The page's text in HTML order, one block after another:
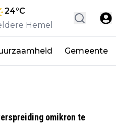
24°C
Hemel
Gemeente
omikron te